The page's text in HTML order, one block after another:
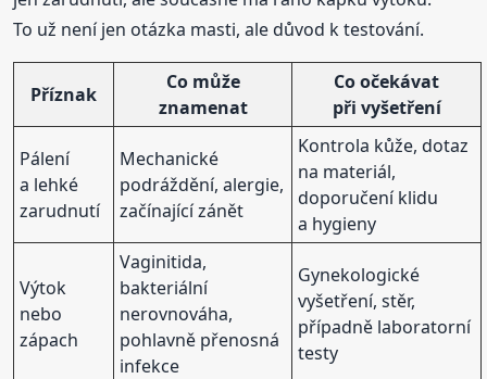
To už není jen otázka masti, ale důvod k testování.
Příznak
Co může
znamenat
Co očekávat
při vyšetření
Pálení
a lehké
zarudnutí
Mechanické
podráždění, alergie,
začínající zánět
Kontrola kůže, dotaz
na materiál,
doporučení klidu
a hygieny
Výtok
nebo
zápach
Vaginitida,
bakteriální
nerovnováha,
pohlavně přenosná
infekce
Gynekologické
vyšetření, stěr,
případně laboratorní
testy